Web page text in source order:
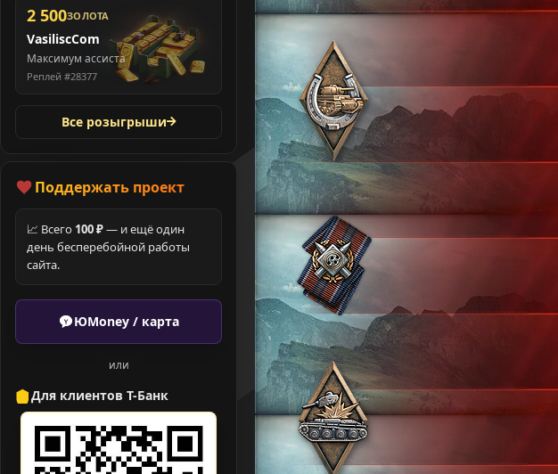
2 500ЗОЛОТА
VasiliscCom
Максимум ассиста
Реплей #28377
Все розыгрыши
Поддержать проект
📈 Всего 100 ₽— и ещё один
день бесперебойной работы
сайта.
ЮMoney / карта
или
Для клиентов Т-Банк